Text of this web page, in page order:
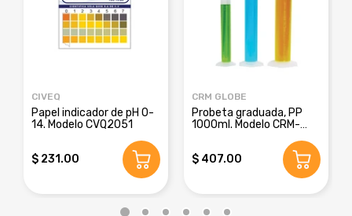
CIVEQ
Papel indicador de pH 0-
14. Modelo CVQ2051
$ 231.00
CRM GLOBE
Probeta graduada, PP
1000ml. Modelo CRM-
$ 407.00